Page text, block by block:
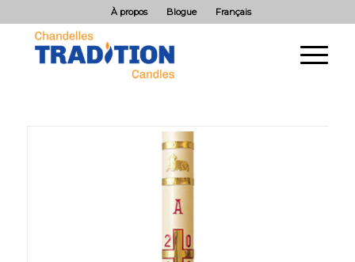
À propos Blogue Français